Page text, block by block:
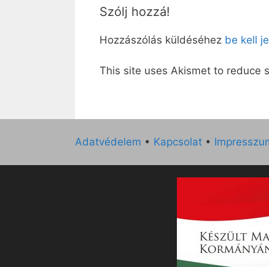
Szólj hozzá!
Hozzászólás küldéséhez be kell
This site uses Akismet to reduce
Adatvédelem • Kapcsolat •